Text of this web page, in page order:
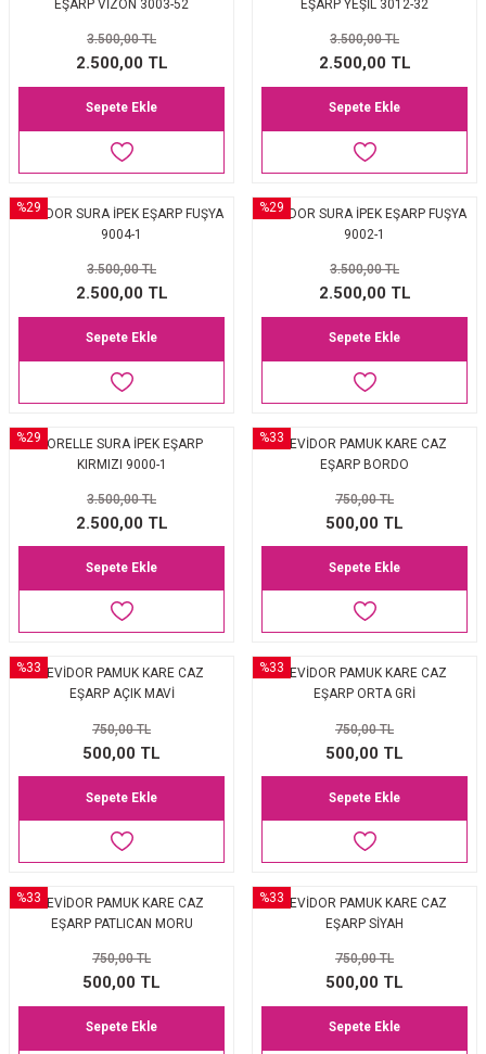
EŞARP VİZON 3003-52
3.500,00 TL
2.500,00 TL
Sepete Ekle
EŞARP YEŞİL 3012-32
3.500,00 TL
2.500,00 TL
Sepete Ekle
%29
LEVİDOR SURA İPEK EŞARP FUŞYA
9004-1
3.500,00 TL
2.500,00 TL
Sepete Ekle
%29
LEVİDOR SURA İPEK EŞARP FUŞYA
9002-1
3.500,00 TL
2.500,00 TL
Sepete Ekle
%29 LORELLE SURA İPEK EŞARP
KIRMIZI 9000-1
3.500,00 TL
2.500,00 TL
Sepete Ekle
%33LEVİDOR PAMUK KARE CAZ
EŞARP BORDO
750,00 TL
500,00 TL
Sepete Ekle
%33LEVİDOR PAMUK KARE CAZ
EŞARP AÇIK MAVİ
750,00 TL
500,00 TL
Sepete Ekle
%33LEVİDOR PAMUK KARE CAZ
EŞARP ORTA GRİ
750,00 TL
500,00 TL
Sepete Ekle
%33LEVİDOR PAMUK KARE CAZ
EŞARP PATLICAN MORU
750,00 TL
500,00 TL
Sepete Ekle
%33LEVİDOR PAMUK KARE CAZ
EŞARP SİYAH
750,00 TL
500,00 TL
Sepete Ekle